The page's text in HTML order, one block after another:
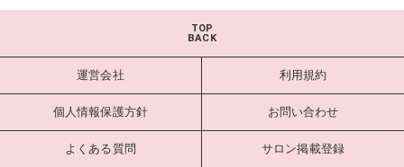
TOP
BACK
運営会社 利用規約
個人情報保護方針 お問い合わせ
よくある質問 サロン掲載登録